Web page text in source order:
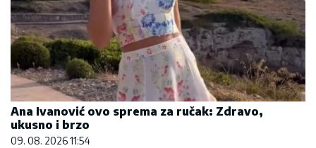
Ana Ivanović ovo sprema za ručak: Zdravo,
ukusno i brzo
09. 08. 2026 11:54